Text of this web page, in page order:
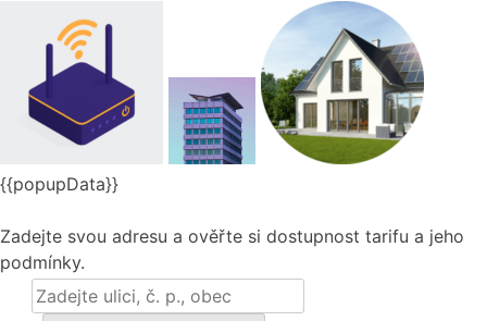
{{popupData}}
Zadejte svou adresu a ověřte si dostupnost tarifu a jeho
podmínky.